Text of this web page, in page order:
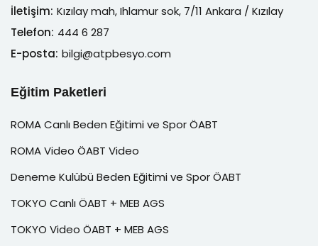
İletişim: Kızılay mah, Ihlamur sok, 7/11 Ankara / Kızılay
Telefon: 444 6 287
E-posta: bilgi@atpbesyo.com
Eğitim Paketleri
ROMA Canlı Beden Eğitimi ve Spor ÖABT
ROMA Video ÖABT Video
Deneme Kulübü Beden Eğitimi ve Spor ÖABT
TOKYO Canlı ÖABT + MEB AGS
TOKYO Video ÖABT + MEB AGS